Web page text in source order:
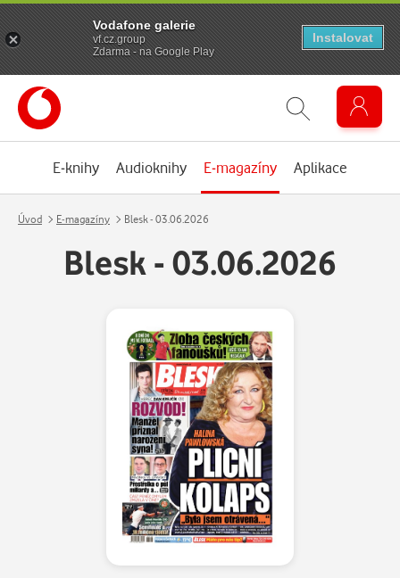
E-knihy Audioknihy E-magazíny Aplikace
Úvod E-magazíny Blesk - 03.06.2026
Blesk - 03.06.2026
Vodafone galerie
vf.cz.group
Zdarma - na Google Play
Instalovat